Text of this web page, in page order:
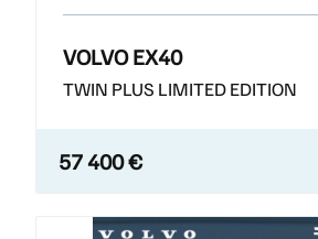
VOLVO EX40
TWIN PLUS LIMITED EDITION
57 400 €